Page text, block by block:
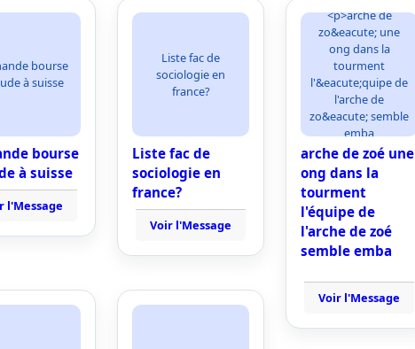
bourse
à suisse
bourse
à suisse
l'Message
Liste fac de
sociologie en
france?
Liste fac de
sociologie en
france?
Voir l'Message
<p>arche de
zo&eacute; une
ong dans la
tourment
l'&eacute;quipe de
l'arche de
zo&eacute; semble
emba
arche de zoé une
ong dans la
tourment
l'équipe de
l'arche de zoé
semble emba
Voir l'Message